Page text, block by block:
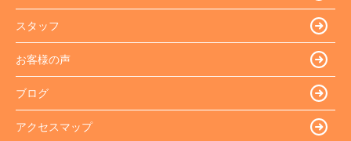
スタッフ
お客様の声
ブログ
アクセスマップ